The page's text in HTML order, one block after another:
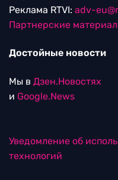
Реклама RTVI: adv-
Партнерские
Достойные новости
Мы в Дзен.Новостях
и Google.News
Уведомление об
технологий